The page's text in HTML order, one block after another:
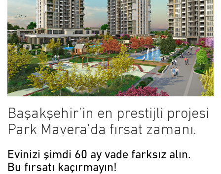
Başakşehir’in en prestijli projesi
Park Mavera’da fırsat zamanı.
Evinizi şimdi 60 ay vade farksız alın.
Bu fırsatı kaçırmayın!